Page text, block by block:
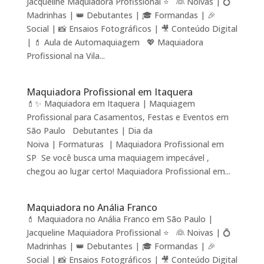
Madrinhas | 👑 Debutantes | 🎓 Formandas | 🎉
Social | 📸 Ensaios Fotográficos | 🎥 Conteúdo Digital
| 💄 Aula de Automaquiagem 💖 Maquiadora
Profissional na Vila...
Maquiadora Profissional em Itaquera
💄✨ Maquiadora em Itaquera | Maquiagem
Profissional para Casamentos, Festas e Eventos em
São Paulo Debutantes | Dia da
Noiva | Formaturas | Maquiadora Profissional em
SP Se você busca uma maquiagem impecável ,
chegou ao lugar certo! Maquiadora Profissional em...
Maquiadora no Anália Franco
💄 Maquiadora no Anália Franco em São Paulo |
Jacqueline Maquiadora Profissional ⭐ 👰 Noivas | 💍
Madrinhas | 👑 Debutantes | 🎓 Formandas | 🎉
Social | 📸 Ensaios Fotográficos | 🎥 Conteúdo Digital